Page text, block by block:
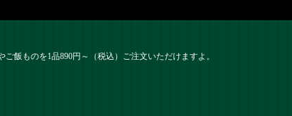
飯ものを1品890円～（税込）ご注文いただけますよ。